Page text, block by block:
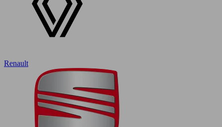
Renault